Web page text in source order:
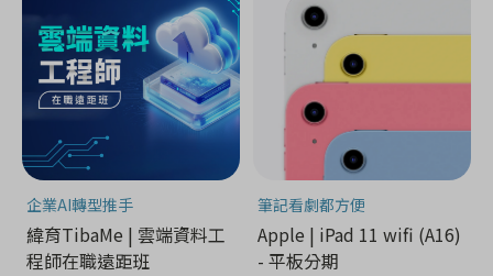
企業AI轉型推手
緯育TibaMe | 雲端資料工
程師在職遠距班
筆記看劇都方便
Apple | iPad 11 wifi (A16)
- 平板分期